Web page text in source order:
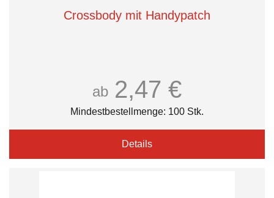
Crossbody mit Handypatch
ab 2,47 €
Mindestbestellmenge: 100 Stk.
Details